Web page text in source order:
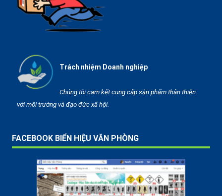
Trách nhiệm Doanh nghiệp
Chúng tôi cam kết cung cấp sản phẩm thân thiện
với môi trường và đạo đức xã hội.
FACEBOOK BIỂN HIỆU VĂN PHÒNG